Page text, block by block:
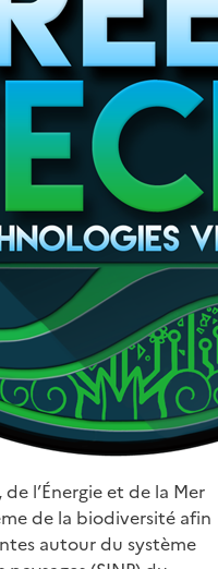
l’Énergie et de la Mer
de la biodiversité afin
autour du système